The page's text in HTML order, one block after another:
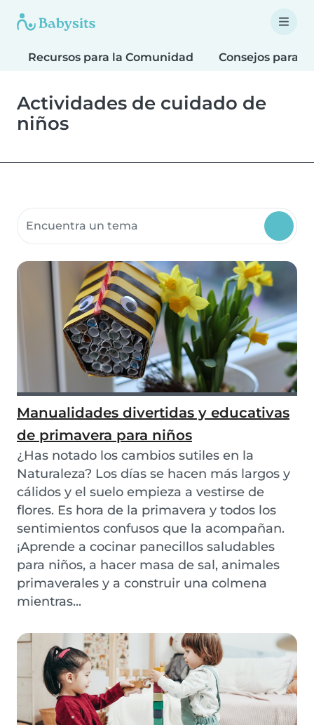
Recursos para la Comunidad Consejos para
Actividades de cuidado de
niños
Buscar recursos para la comunidad
Manualidades divertidas y educativas
de primavera para niños
¿Has notado los cambios sutiles en la
Naturaleza? Los días se hacen más largos y
cálidos y el suelo empieza a vestirse de
flores. Es hora de la primavera y todos los
sentimientos confusos que la acompañan.
¡Aprende a cocinar panecillos saludables
para niños, a hacer masa de sal, animales
primaverales y a construir una colmena
mientras...